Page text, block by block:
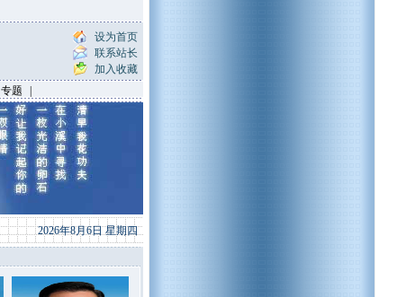
设为首页
联系站长
加入收藏
专题
2026年8月6日 星期四